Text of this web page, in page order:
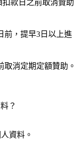
扣款日之前取消贊助
前，提早3日以上進
取消定期定額贊助。
？
資料。